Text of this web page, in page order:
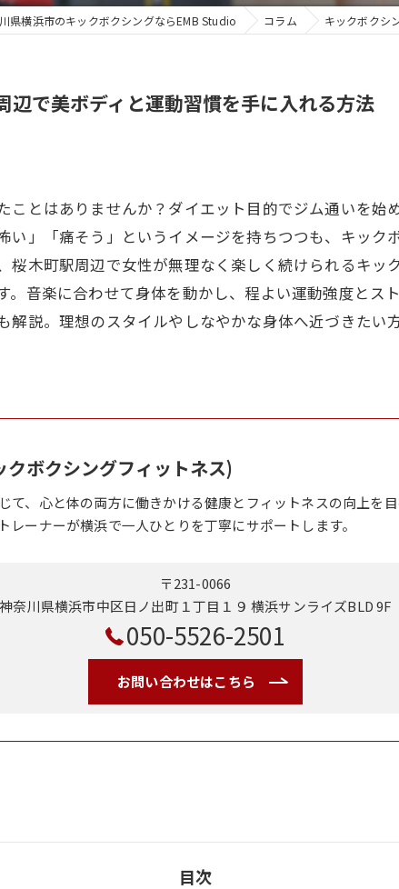
県横浜市のキックボクシングならEMB Studio コラム キックボクシ
辺で美ボディと運動習慣を手に入れる方法
とはありませんか？ダイエット目的でジム通いを始
い」「痛そう」というイメージを持ちつつも、キッ
桜木町駅周辺で女性が無理なく楽しく続けられるキッ
音楽に合わせて身体を動かし、程よい運動強度とス
解説。理想のスタイルやしなやかな身体へ近づきた
ボクシングフィットネス)
て、心と体の両方に働きかける健康とフィットネスの向上を
レーナーが横浜で一人ひとりを丁寧にサポートします。
〒231-0066
神奈川県横浜市中区日ノ出町１丁目１９ 横浜サンライズBLD 9F
050-5526-2501
お問い合わせはこちら
目次